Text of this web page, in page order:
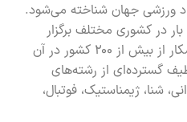
ورزشی جهان شناخته می‌شود.
در کشوری مختلف برگزار
می‌شوند و بیش از ۱۱ هزار ورزشکار از بیش از ۲۰۰ کشور در آن
گسترده‌ای از رشته‌های
شنا، ژیمناستیک، فوتبال،